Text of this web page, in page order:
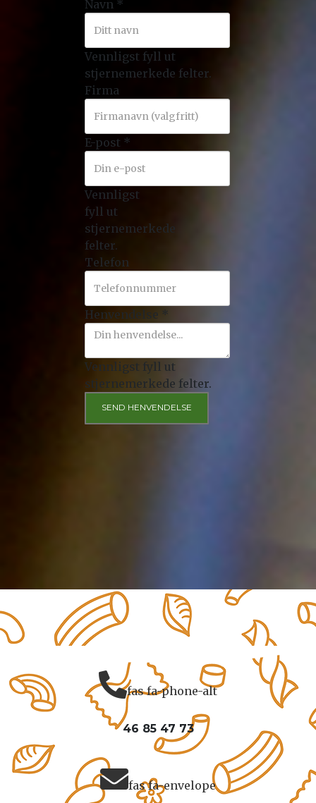
Navn *
Vennligst fyll ut
stjernemerkede felter.
Firma
E-post *
Vennligst
fyll ut
stjernemerkede
felter.
Telefon
Henvendelse *
Vennligst fyll ut
stjernemerkede felter.
SEND HENVENDELSE
fas fa-phone-alt
46 85 47 73
fas fa-envelope